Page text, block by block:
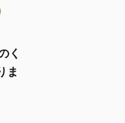
く
ま